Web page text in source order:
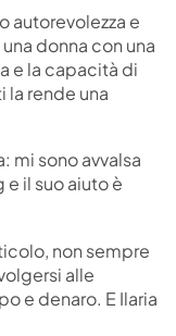
autorevolezza e
donna con una
e la capacità di
la rende una
mi sono avvalsa
il suo aiuto è
non sempre
alle
e denaro. E Ilaria